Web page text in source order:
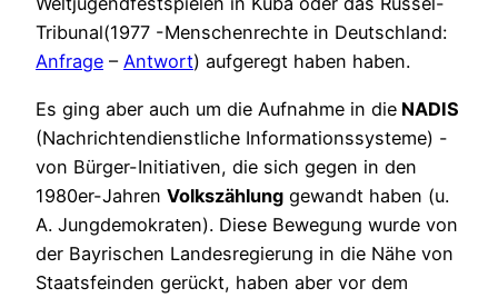
Tribunal(1977 -Menschenrechte in Deutschland:
Anfrage – Antwort) aufgeregt haben haben.
Es ging aber auch um die Aufnahme in die NADIS
(Nachrichtendienstliche Informationssysteme) -
von Bürger-Initiativen, die sich gegen in den
1980er-Jahren Volkszählung gewandt haben (u.
A. Jungdemokraten). Diese Bewegung wurde von
der Bayrischen Landesregierung in die Nähe von
Staatsfeinden gerückt, haben aber vor dem